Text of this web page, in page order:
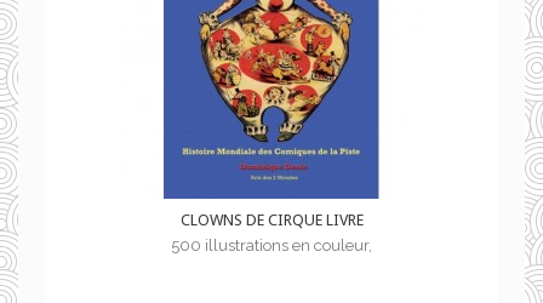
CLOWNS DE CIRQUE LIVRE
500 illustrations en couleur,